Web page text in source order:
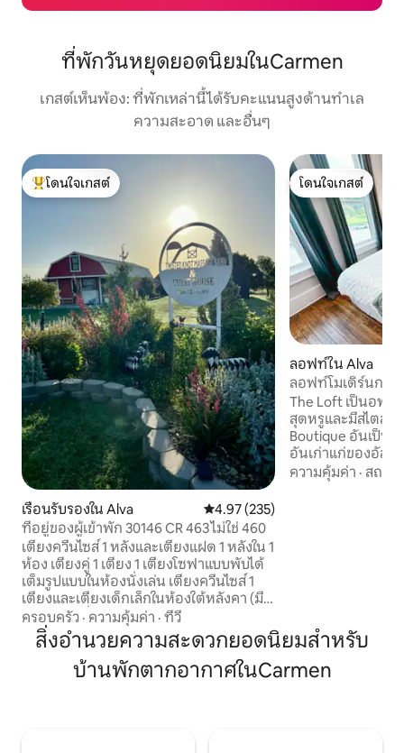
ที่พักวันหยุดยอดนิยมในCarmen
เกสต์เห็นพ้อง: ที่พักเหล่านี้ได้รับคะแนนสูงด้านทำเล
ความสะอาด และอื่นๆ
โดนใจเกสต์ที่สุด
โดนใจเกสต์
เรือนรับรองใน Alva คะแนนเฉลี่ย 4.97 จาก 5, 235 รีวิว
4.97 (235)
ที่อยู่ของผู้เข้าพัก 30146 CR 463 ไม่ใช่ 460
เตียงควีนไซส์ 1 หลังและเตียงแฝด 1 หลังใน 1
ห้อง เตียงคู่ 1 เตียง 1 เตียงโซฟาแบบพับได้
เต็มรูปแบบในห้องนั่งเล่น เตียงควีนไซส์ 1
เตียงและเตียงเด็กเล็กในห้องใต้หลังคา (มี
เตียงเด็กเพิ่มเติม) ตัวเลือกการทำอาหาร
เครื่องปิ้งขนมปังเตาอบพร้อมแผ่นเหล็ก
หม้อตุ๋นและเตาไฟฟ้า 2 หัวไมโครเวฟเครื่อง
ปิ้งขนมปังและเตาปิ้งย่างด้านนอก ห้องน้ำ
ครอบครัว · ความคุ้มค่า · ทีวี
โดนใจเกสต์
โดนใจเกสต์
ลอฟท์ใน Alva
ลอฟท์โมเดิร์นกว้า
มีความเป็นประวัติ
The Loft เป็นอพา
สุดหรูและมีสไตล์ ตั้
Boutique อันเป็น
อันเก่าแก่ของอัลว
อุปกรณ์ครบครันนี้
สไตล์อุตสาหกรร
ใจกลางเมืองที่เป็น
ความคุ้มค่า · สถาน
สิ่งอำนวยความสะดวกยอดนิยมสำหรับ
บ้านพักตากอากาศในCarmen